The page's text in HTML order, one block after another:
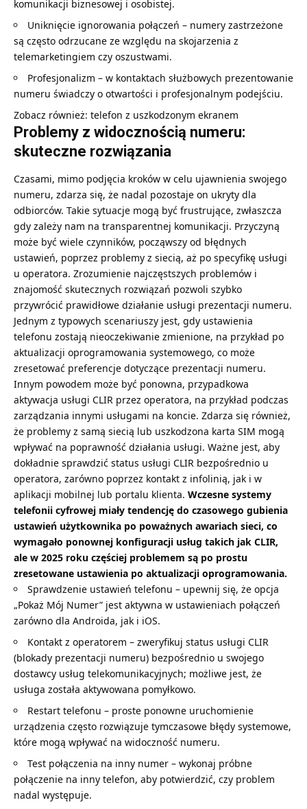
komunikacji biznesowej i osobistej.
Uniknięcie ignorowania połączeń – numery zastrzeżone
są często odrzucane ze względu na skojarzenia z
telemarketingiem czy oszustwami.
Profesjonalizm – w kontaktach służbowych prezentowanie
numeru świadczy o otwartości i profesjonalnym podejściu.
Zobacz również: telefon z uszkodzonym ekranem
Problemy z widocznością numeru:
skuteczne rozwiązania
Czasami, mimo podjęcia kroków w celu ujawnienia swojego
numeru, zdarza się, że nadal pozostaje on ukryty dla
odbiorców. Takie sytuacje mogą być frustrujące, zwłaszcza
gdy zależy nam na transparentnej komunikacji. Przyczyną
może być wiele czynników, począwszy od błędnych
ustawień, poprzez problemy z siecią, aż po specyfikę usługi
u operatora. Zrozumienie najczęstszych problemów i
znajomość skutecznych rozwiązań pozwoli szybko
przywrócić prawidłowe działanie usługi prezentacji numeru.
Jednym z typowych scenariuszy jest, gdy ustawienia
telefonu zostają nieoczekiwanie zmienione, na przykład po
aktualizacji oprogramowania systemowego, co może
zresetować preferencje dotyczące prezentacji numeru.
Innym powodem może być ponowna, przypadkowa
aktywacja usługi CLIR przez operatora, na przykład podczas
zarządzania innymi usługami na koncie. Zdarza się również,
że problemy z samą siecią lub uszkodzona karta SIM mogą
wpływać na poprawność działania usługi. Ważne jest, aby
dokładnie sprawdzić status usługi CLIR bezpośrednio u
operatora, zarówno poprzez kontakt z infolinią, jak i w
aplikacji mobilnej lub portalu klienta. Wczesne systemy
telefonii cyfrowej miały tendencję do czasowego gubienia
ustawień użytkownika po poważnych awariach sieci, co
wymagało ponownej konfiguracji usług takich jak CLIR,
ale w 2025 roku częściej problemem są po prostu
zresetowane ustawienia po aktualizacji oprogramowania.
Sprawdzenie ustawień telefonu – upewnij się, że opcja
„Pokaż Mój Numer” jest aktywna w ustawieniach połączeń
zarówno dla Androida, jak i iOS.
Kontakt z operatorem – zweryfikuj status usługi CLIR
(blokady prezentacji numeru) bezpośrednio u swojego
dostawcy usług telekomunikacyjnych; możliwe jest, że
usługa została aktywowana pomyłkowo.
Restart telefonu – proste ponowne uruchomienie
urządzenia często rozwiązuje tymczasowe błędy systemowe,
które mogą wpływać na widoczność numeru.
Test połączenia na inny numer – wykonaj próbne
połączenie na inny telefon, aby potwierdzić, czy problem
nadal występuje.